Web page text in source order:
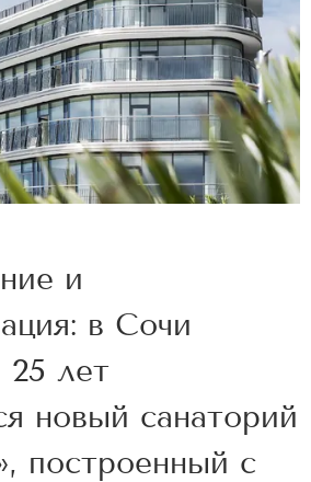
и
в Сочи
25 лет
новый санаторий
построенный с